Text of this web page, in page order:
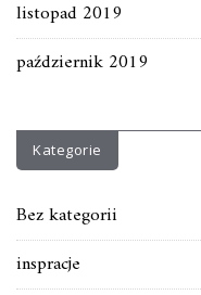
listopad 2019
październik 2019
Kategorie
Bez kategorii
inspracje